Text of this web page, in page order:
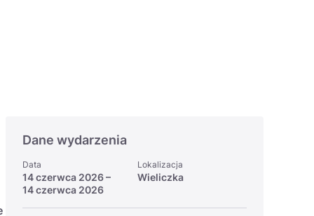
Dane wydarzenia
Data
14 czerwca 2026–
14 czerwca 2026
Lokalizacja
Wieliczka